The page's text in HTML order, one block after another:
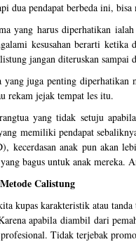
dua pendapat berbeda ini,
yang harus diperhatikan
kesusahan berarti ketika
jangan diteruskan sampai
yang juga penting diperhatikan
rekam jejak tempat les itu.
yang tidak setuju
memiliki pendapat
kecerdasan anak pun akan
bagus untuk anak mereka.
Calistung
kupas karakteristik atau
apabila diambil dari
Tidak terjebak